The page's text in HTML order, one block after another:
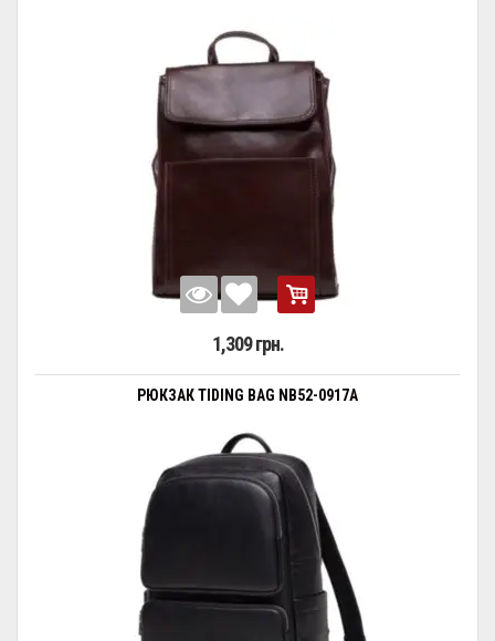
1,309 грн.
РЮКЗАК TIDING BAG NB52-0917A